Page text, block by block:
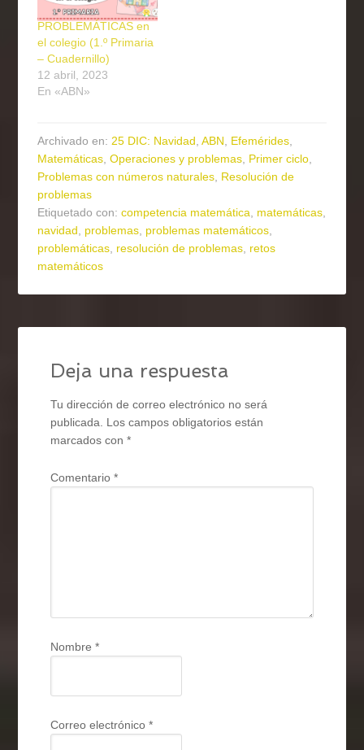
PROBLEMÁTICAS en
el colegio (1.º Primaria
– Cuadernillo)
12 abril, 2023
En «ABN»
Archivado en: 25 DIC: Navidad ,ABN Efemérides
Matemáticas ,Operaciones y problemas Primer ciclo
Problemas con números naturales Resolución de
problemas
Etiquetado con:competencia matemática matemáticas
navidad
problemas problemas matemáticos
problemáticas resolución de problemas retos
matemáticos
Deja una respuesta
Tu dirección de correo electrónico no será
publicada.
Los campos obligatorios están
marcados con*
Comentario*
Nombre*
Correo electrónico*